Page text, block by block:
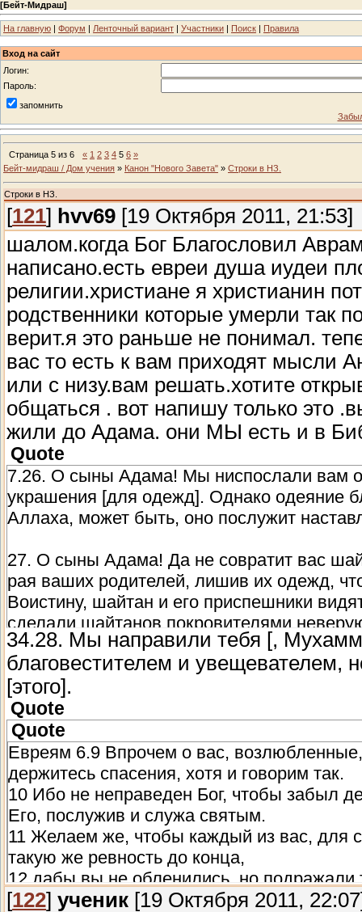
[Бейт-Мидраш]
На главную | Форум | Ленточный вариант | Участники | Поиск | Правила
Вход на сайт
Логин:
Пароль:
запомнить
Страница 5 из 6 « 1 2 3 4 5 6 »
Бейт-мидраш / Дом учения » Канон "Нового Завета" » Строки в НЗ.
Строки в НЗ.
[121] hvv69 [19 Октября 2011, 21:53]
шалом.когда Бог Благословил
написано.есть евреи душа иудеи
религии.христиане я христианин
родственники которые умерли так
верит.я это раньше не понимал.
вас то есть к вам приходят мысли
или с низу.вам решать.хотите
общаться . вот напишу только это
жили до Адама. они МЫ есть и в
Quote
7.26. О сыны Адама! Мы ниспослали вам
украшения [для одежд]. Однако одеяние
Аллаха, может быть, оно послужит
27. О сыны Адама! Да не совратит вас
рая ваших родителей, лишив их одежд,
Воистину, шайтан и его приспешники
сделали шайтанов покровителями
34.28. Мы направили тебя [,
благовестителем и увещевателем,
[этого].
Quote
Quote
Евреям 6.9 Впрочем о вас,
держитесь спасения, хотя и говорим так.
10 Ибо не неправеден Бог, чтобы забыл
Его, послужив и служа святым.
11 Желаем же, чтобы каждый из вас, для
такую же ревность до конца,
12 дабы вы не обленились, но
обетования.
[122] ученик [19 Октября 2011,